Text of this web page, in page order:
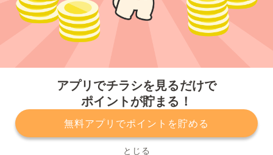
アプリでチラシを見るだけで
ポイントが貯まる！
無料アプリでポイントを貯める
とじる
プライバシーポリシー 利用規約
運営会社
サービスに関してのお問い合わせ